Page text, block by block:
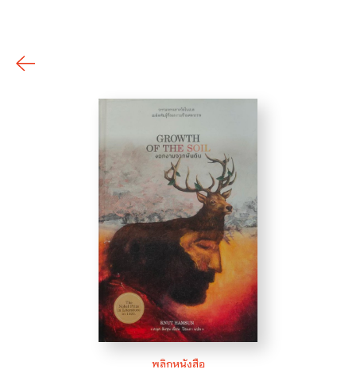
พลิกหนังสือ